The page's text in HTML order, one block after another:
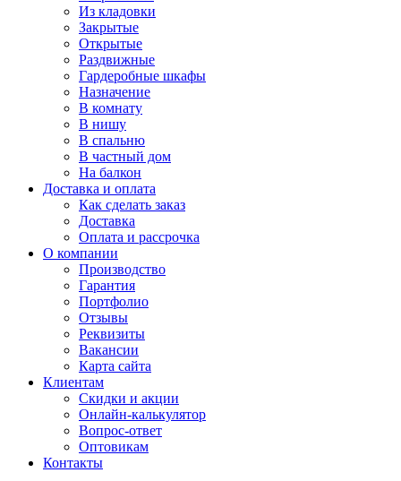
Из кладовки
Закрытые
Открытые
Раздвижные
Гардеробные шкафы
Назначение
В комнату
В нишу
В спальню
В частный дом
На балкон
Доставка и оплата
Как сделать заказ
Доставка
Оплата и рассрочка
О компании
Производство
Гарантия
Портфолио
Отзывы
Реквизиты
Вакансии
Карта сайта
Клиентам
Скидки и акции
Онлайн-калькулятор
Вопрос-ответ
Оптовикам
Контакты